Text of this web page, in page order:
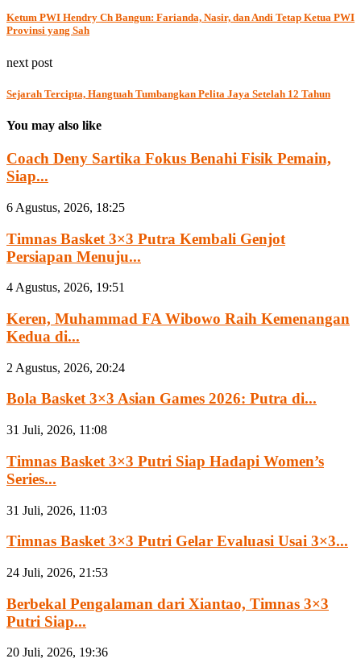
Ketum PWI Hendry Ch Bangun: Farianda, Nasir, dan Andi Tetap Ketua PWI
Provinsi yang Sah
next post
Sejarah Tercipta, Hangtuah Tumbangkan Pelita Jaya Setelah 12 Tahun
You may also like
Coach Deny Sartika Fokus Benahi Fisik Pemain,
Siap...
6 Agustus, 2026, 18:25
Timnas Basket 3×3 Putra Kembali Genjot
Persiapan Menuju...
4 Agustus, 2026, 19:51
Keren, Muhammad FA Wibowo Raih Kemenangan
Kedua di...
2 Agustus, 2026, 20:24
Bola Basket 3×3 Asian Games 2026: Putra di...
31 Juli, 2026, 11:08
Timnas Basket 3×3 Putri Siap Hadapi Women’s
Series...
31 Juli, 2026, 11:03
Timnas Basket 3×3 Putri Gelar Evaluasi Usai 3×3...
24 Juli, 2026, 21:53
Berbekal Pengalaman dari Xiantao, Timnas 3×3
Putri Siap...
20 Juli, 2026, 19:36